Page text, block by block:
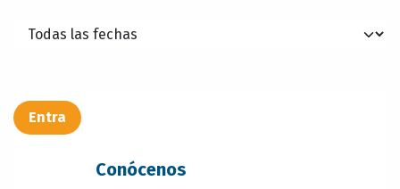
Entra​​​​
Conócenos